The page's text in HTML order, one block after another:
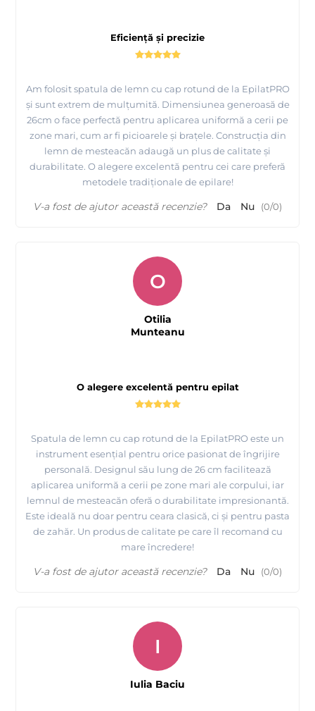
Eficiență și precizie
Am folosit spatula de lemn cu cap rotund de la EpilatPRO
și sunt extrem de mulțumită. Dimensiunea generoasă de
26cm o face perfectă pentru aplicarea uniformă a cerii pe
zone mari, cum ar fi picioarele și brațele. Construcția din
lemn de mesteacăn adaugă un plus de calitate și
durabilitate. O alegere excelentă pentru cei care preferă
metodele tradiționale de epilare!
V-a fost de ajutor această recenzie? Da Nu (0/0)
O alegere excelentă pentru epilat
Spatula de lemn cu cap rotund de la EpilatPRO este un
instrument esențial pentru orice pasionat de îngrijire
personală. Designul său lung de 26 cm facilitează
aplicarea uniformă a cerii pe zone mari ale corpului, iar
lemnul de mesteacăn oferă o durabilitate impresionantă.
Este ideală nu doar pentru ceara clasică, ci și pentru pasta
de zahăr. Un produs de calitate pe care îl recomand cu
mare încredere!
O
Otilia
Munteanu
V-a fost de ajutor această recenzie? Da Nu (0/0)
I
Iulia Baciu